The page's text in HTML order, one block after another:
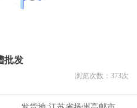
批发
浏览次数： 373次